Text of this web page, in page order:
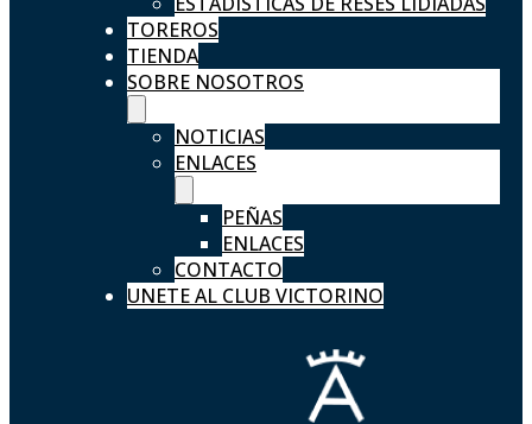
TOREROS
TIENDA
SOBRE NOSOTROS
NOTICIAS
ENLACES
PEÑAS
ENLACES
CONTACTO
UNETE AL CLUB VICTORINO